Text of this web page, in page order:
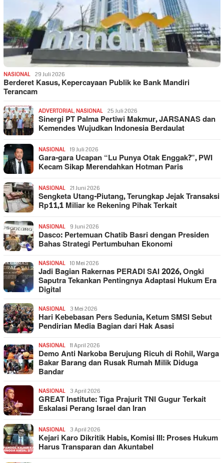
NASIONAL 29 Juli 2026
Berderet Kasus, Kepercayaan Publik ke Bank Mandiri
Terancam
ADVERTORIAL, NASIONAL 25 Juli 2026
Sinergi PT Palma Pertiwi Makmur, JARSANAS dan
Kemendes Wujudkan Indonesia Berdaulat
NASIONAL 19 Juli 2026
Gara-gara Ucapan “Lu Punya Otak Enggak?”, PWI
Kecam Sikap Merendahkan Hotman Paris
NASIONAL 21 Juni 2026
Sengketa Utang-Piutang, Terungkap Jejak Transaksi
Rp11,1 Miliar ke Rekening Pihak Terkait
NASIONAL 9 Juni 2026
Dasco: Pertemuan Chatib Basri dengan Presiden
Bahas Strategi Pertumbuhan Ekonomi
NASIONAL 10 Mei 2026
Jadi Bagian Rakernas PERADI SAI 2026, Ongki
Saputra Tekankan Pentingnya Adaptasi Hukum Era
Digital
NASIONAL 3 Mei 2026
Hari Kebebasan Pers Sedunia, Ketum SMSI Sebut
Pendirian Media Bagian dari Hak Asasi
NASIONAL 11 April 2026
Demo Anti Narkoba Berujung Ricuh di Rohil, Warga
Bakar Barang dan Rusak Rumah Milik Diduga
Bandar
NASIONAL 3 April 2026
GREAT Institute: Tiga Prajurit TNI Gugur Terkait
Eskalasi Perang Israel dan Iran
NASIONAL 3 April 2026
Kejari Karo Dikritik Habis, Komisi III: Proses Hukum
Harus Transparan dan Akuntabel